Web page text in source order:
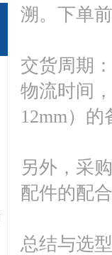
溯。下单
交货周期
物流时间
12mm）
另外，采
配件的配
总结与选